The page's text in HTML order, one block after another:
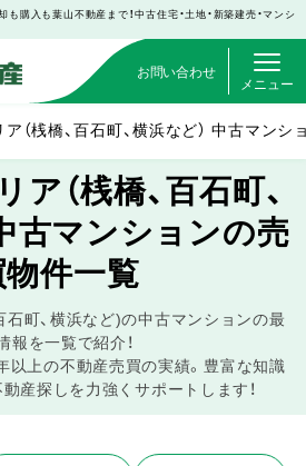
購入も葉山不動産まで！中古住宅・土地・新築建売・マンシ
お問い合わせ
メニュー
（桟橋、百石町、横浜など） 中古マン
（桟橋、百石町、
古マンションの売
物件一覧
石町、横浜など)の中古マンションの最
報を一覧で紹介！
以上の不動産売買の実績。豊富な知識
産探しを力強くサポートします！